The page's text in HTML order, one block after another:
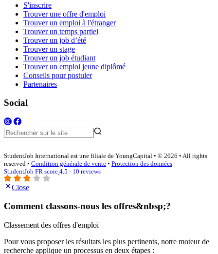
S'inscrire
Trouver une offre d'emploi
Trouver un emploi à l'étranger
Trouver un temps partiel
Trouver un job d’été
Trouver un stage
Trouver un job étudiant
Trouver un emploi jeune diplômé
Conseils pour postuler
Partenaires
Social
StudentJob International est une filiale de YoungCapital • © 2026 • All rights
reserved • Condition générale de vente • Protection des données
StudentJob FR score 4.5 - 10 reviews
Close
Comment classons-nous les offres&nbsp;?
Classement des offres d'emploi
Pour vous proposer les résultats les plus pertinents, notre moteur de
recherche applique un processus en deux étapes :